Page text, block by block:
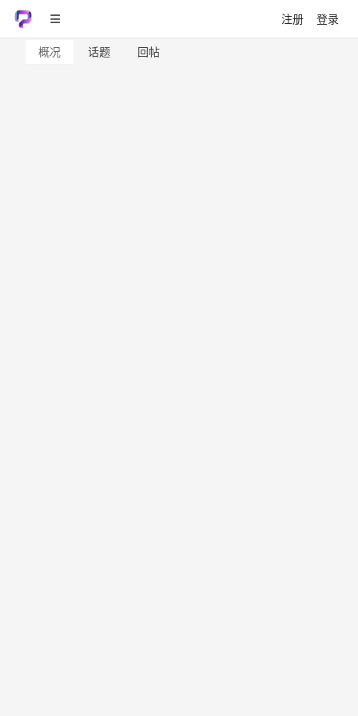
注册 登录
概况 话题 回帖